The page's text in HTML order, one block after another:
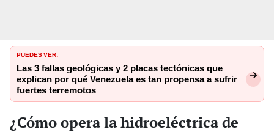
PUEDES VER:
Las 3 fallas geológicas y 2 placas tectónicas que
explican por qué Venezuela es tan propensa a sufrir
fuertes terremotos
¿Cómo opera la hidroeléctrica de